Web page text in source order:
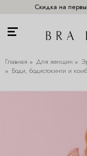
Скидка на
Главная Для женщин
Боди, бодистокинги и